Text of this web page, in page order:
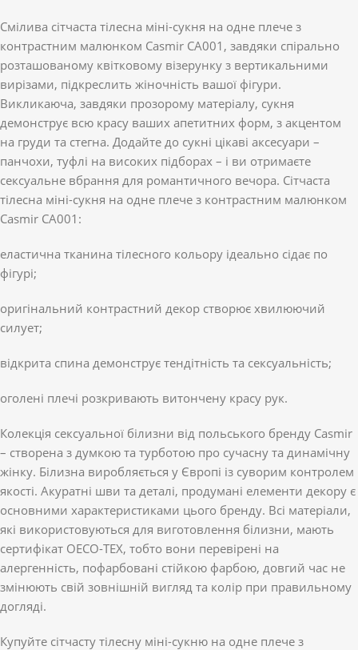
Смілива сітчаста тілесна міні-сукня на одне плече з
контрастним малюнком Casmir CA001, завдяки спірально
розташованому квітковому візерунку з вертикальними
вирізами, підкреслить жіночність вашої фігури.
Викликаюча, завдяки прозорому матеріалу, сукня
демонструє всю красу ваших апетитних форм, з акцентом
на груди та стегна. Додайте до сукні цікаві аксесуари –
панчохи, туфлі на високих підборах – і ви отримаєте
сексуальне вбрання для романтичного вечора. Сітчаста
тілесна міні-сукня на одне плече з контрастним малюнком
Casmir CA001:
еластична тканина тілесного кольору ідеально сідає по
фігурі;
оригінальний контрастний декор створює хвилюючий
силует;
відкрита спина демонструє тендітність та сексуальність;
оголені плечі розкривають витончену красу рук.
Колекція сексуальної білизни від польського бренду Casmir
– створена з думкою та турботою про сучасну та динамічну
жінку. Білизна виробляється у Європі із суворим контролем
якості. Акуратні шви та деталі, продумані елементи декору є
основними характеристиками цього бренду. Всі матеріали,
які використовуються для виготовлення білизни, мають
сертифікат OECO-TEX, тобто вони перевірені на
алергенність, пофарбовані стійкою фарбою, довгий час не
змінюють свій зовнішній вигляд та колір при правильному
догляді.
Купуйте сітчасту тілесну міні-сукню на одне плече з